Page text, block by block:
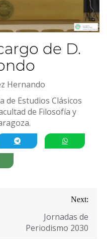
de D.
Hernando
de Estudios Clásicos
de Filosofía y
Next:
Jornadas de
Periodismo 2030